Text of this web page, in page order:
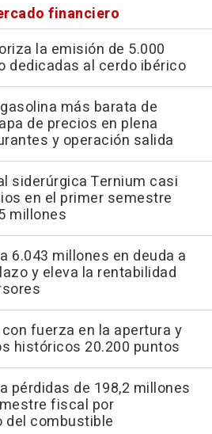
financiero
la emisión de 5.000
dedicadas al cerdo ibérico
más barata de
de precios en plena
y operación salida
siderúrgica Ternium casi
en el primer semestre
millones
6.043 millones en deuda a
y eleva la rentabilidad
fuerza en la apertura y
históricos 20.200 puntos
pérdidas de 198,2 millones
fiscal por
del combustible